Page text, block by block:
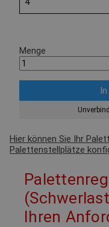
Menge
Hier können Sie Ihr
Palettenstellplätze
Ihren